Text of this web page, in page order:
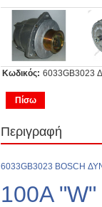
Κωδικός: 6033GB3023
Πίσω
Περιγραφή
6033GB3023 BOSCH
100A